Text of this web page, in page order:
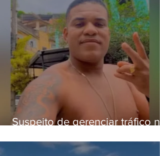
Suspeito de gerenciar tráfico na
foragido